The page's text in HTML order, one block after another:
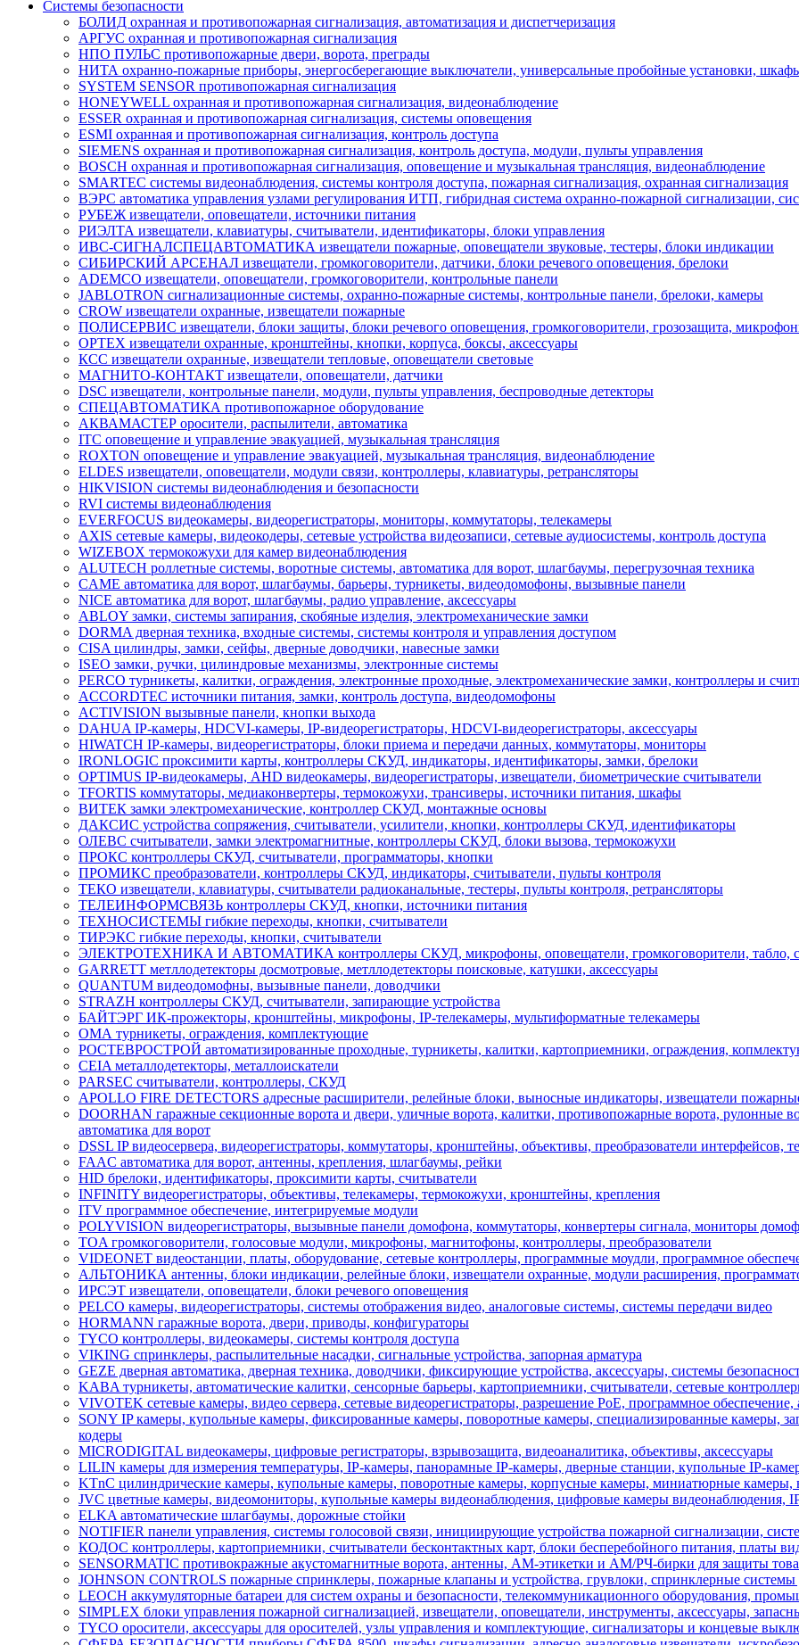
Системы безопасности
БОЛИД охранная и противопожарная сигнализация, автоматизация и диспетчеризация
АРГУС охранная и противопожарная сигнализация
НПО ПУЛЬС противопожарные двери, ворота, преграды
НИТА охранно-пожарные приборы, энергосберегающие выключатели, универсальные пробойные установки,
SYSTEM SENSOR противопожарная сигнализация
HONEYWELL охранная и противопожарная сигнализация, видеонаблюдение
ESSER охранная и противопожарная сигнализация, системы оповещения
ESMI охранная и противопожарная сигнализация, контроль доступа
SIEMENS охранная и противопожарная сигнализация, контроль доступа, модули, пульты управления
BOSCH охранная и противопожарная сигнализация, оповещение и музыкальная трансляция, видеонаблюдение
SMARTEC системы видеонаблюдения, системы контроля доступа, пожарная сигнализация, охранная сигнализация
ВЭРС автоматика управления узлами регулирования ИТП, гибридная система охранно-пожарной сигнализации,
РУБЕЖ извещатели, оповещатели, источники питания
РИЭЛТА извещатели, клавиатуры, считыватели, идентификаторы, блоки управления
ИВС-СИГНАЛСПЕЦАВТОМАТИКА извещатели пожарные, оповещатели звуковые, тестеры, блоки индикации
СИБИРСКИЙ АРСЕНАЛ извещатели, громкоговорители, датчики, блоки речевого оповещения, брелоки
ADEMCO извещатели, оповещатели, громкоговорители, контрольные панели
JABLOTRON сигнализационные системы, охранно-пожарные системы, контрольные панели, брелоки, камеры
CROW извещатели охранные, извещатели пожарные
ПОЛИСЕРВИС извещатели, блоки защиты, блоки речевого оповещения, громкоговорители, грозозащита,
OPTEX извещатели охранные, кронштейны, кнопки, корпуса, боксы, аксессуары
КСС извещатели охранные, извещатели тепловые, оповещатели световые
МАГНИТО-КОНТАКТ извещатели, оповещатели, датчики
DSC извещатели, контрольные панели, модули, пульты управления, беспроводные детекторы
СПЕЦАВТОМАТИКА противопожарное оборудование
АКВАМАСТЕР оросители, распылители, автоматика
ITC оповещение и управление эвакуацией, музыкальная трансляция
ROXTON оповещение и управление эвакуацией, музыкальная трансляция, видеонаблюдение
ELDES извещатели, оповещатели, модули связи, контроллеры, клавиатуры, ретрансляторы
HIKVISION системы видеонаблюдения и безопасности
RVI системы видеонаблюдения
EVERFOCUS видеокамеры, видеорегистраторы, мониторы, коммутаторы, телекамеры
AXIS сетевые камеры, видеокодеры, сетевые устройства видеозаписи, сетевые аудиосистемы, контроль доступа
WIZEBOX термокожухи для камер видеонаблюдения
ALUTECH роллетные системы, воротные системы, автоматика для ворот, шлагбаумы, перегрузочная техника
CAME автоматика для ворот, шлагбаумы, барьеры, турникеты, видеодомофоны, вызывные панели
NICE автоматика для ворот, шлагбаумы, радио управление, аксессуары
ABLOY замки, системы запирания, скобяные изделия, электромеханические замки
DORMA дверная техника, входные системы, системы контроля и управления доступом
CISA цилиндры, замки, сейфы, дверные доводчики, навесные замки
ISEO замки, ручки, цилиндровые механизмы, электронные системы
PERCO турникеты, калитки, ограждения, электронные проходные, электромеханические замки, контроллеры и
ACCORDTEC источники питания, замки, контроль доступа, видеодомофоны
ACTIVISION вызывные панели, кнопки выхода
DAHUA IP-камеры, HDCVI-камеры, IP-видеорегистраторы, HDCVI-видеорегистраторы, аксессуары
HIWATCH IP-камеры, видеорегистраторы, блоки приема и передачи данных, коммутаторы, мониторы
IRONLOGIC проксимити карты, контроллеры СКУД, индикаторы, идентификаторы, замки, брелоки
OPTIMUS IP-видеокамеры, AHD видеокамеры, видеорегистраторы, извещатели, биометрические считыватели
TFORTIS коммутаторы, медиаконвертеры, термокожухи, трансиверы, источники питания, шкафы
ВИТЕК замки электромеханические, контроллер СКУД, монтажные основы
ДАКСИС устройства сопряжения, считыватели, усилители, кнопки, контроллеры СКУД, идентификаторы
ОЛЕВС считыватели, замки электромагнитные, контроллеры СКУД, блоки вызова, термокожухи
ПРОКС контроллеры СКУД, считыватели, программаторы, кнопки
ПРОМИКС преобразователи, контроллеры СКУД, индикаторы, считыватели, пульты контроля
ТЕКО извещатели, клавиатуры, считыватели радиоканальные, тестеры, пульты контроля, ретрансляторы
ТЕЛЕИНФОРМСВЯЗЬ контроллеры СКУД, кнопки, источники питания
ТЕХНОСИСТЕМЫ гибкие переходы, кнопки, считыватели
ТИРЭКС гибкие переходы, кнопки, считыватели
ЭЛЕКТРОТЕХНИКА И АВТОМАТИКА контроллеры СКУД, микрофоны, оповещатели, громкоговорители, табло,
GARRETT метллодетекторы досмотровые, метллодетекторы поисковые, катушки, аксессуары
QUANTUM видеодомофны, вызывные панели, доводчики
STRAZH контроллеры СКУД, считыватели, запирающие устройства
БАЙТЭРГ ИК-прожекторы, кронштейны, микрофоны, IP-телекамеры, мультиформатные телекамеры
ОМА турникеты, ограждения, комплектующие
РОСТЕВРОСТРОЙ автоматизированные проходные, турникеты, калитки, картоприемники, ограждения,
CEIA металлодетекторы, металлоискатели
PARSEC считыватели, контроллеры, СКУД
APOLLO FIRE DETECTORS адресные расширители, релейные блоки, выносные индикаторы, извещатели
DOORHAN гаражные секционные ворота и двери, уличные ворота, калитки, противопожарные ворота, рулонные
автоматика для ворот
DSSL IP видеосервера, видеорегистраторы, коммутаторы, кронштейны, объективы, преобразователи интерфейсов,
FAAC автоматика для ворот, антенны, крепления, шлагбаумы, рейки
HID брелоки, идентификаторы, проксимити карты, считыватели
INFINITY видеорегистраторы, объективы, телекамеры, термокожухи, кронштейны, крепления
ITV программное обеспечение, интегрируемые модули
POLYVISION видеорегистраторы, вызывные панели домофона, коммутаторы, конвертеры сигнала, мониторы
TOA громкоговорители, голосовые модули, микрофоны, магнитофоны, контроллеры, преобразователи
VIDEONET видеостанции, платы, оборудование, сетевые контроллеры, программные моудли, программное
АЛЬТОНИКА антенны, блоки индикации, релейные блоки, извещатели охранные, модули расширения,
ИРСЭТ извещатели, оповещатели, блоки речевого оповещения
PELCO камеры, видеорегистраторы, системы отображения видео, аналоговые системы, системы передачи видео
HORMANN гаражные ворота, двери, приводы, конфигураторы
TYCO контроллеры, видеокамеры, системы контроля доступа
VIKING cпринклеры, распылительные насадки, сигнальные устройства, запорная арматура
GEZE дверная автоматика, дверная техника, доводчики, фиксирующие устройства, аксессуары, системы
KABA турникеты, автоматические калитки, сенсорные барьеры, картоприемники, считыватели, сетевые
VIVOTEK сетевые камеры, видео сервера, сетевые видеорегистраторы, разрешение PoE, программное обеспечение,
SONY IP камеры, купольные камеры, фиксированные камеры, поворотные камеры, специализированные камеры,
кодеры
MICRODIGITAL видеокамеры, цифровые регистраторы, взрывозащита, видеоаналитика, объективы, аксессуары
LILIN камеры для измерения температуры, IP-камеры, панорамные IP-камеры, дверные станции, купольные IP-
KTnC цилиндрические камеры, купольные камеры, поворотные камеры, корпусные камеры, миниатюрные камеры,
JVC цветные камеры, видеомониторы, купольные камеры видеонаблюдения, цифровые камеры видеонаблюдения,
ELKA автоматические шлагбаумы, дорожные стойки
NOTIFIER панели управления, системы голосовой связи, инициирующие устройства пожарной сигнализации,
КОДОС контроллеры, картоприемники, считыватели бесконтактных карт, блоки бесперебойного питания,
SENSORMATIC противокражные акустомагнитные ворота, антенны, АМ-этикетки и АМ/РЧ-бирки для защиты
JOHNSON CONTROLS пожарные спринклеры, пожарные клапаны и устройства, грувлоки, спринклерные
LEOCH аккумуляторные батареи для систем охраны и безопасности, телекоммуникационного оборудования,
SIMPLEX блоки управления пожарной сигнализацией, извещатели, оповещатели, инструменты, аксессуары,
TYCO оросители, аксессуары для оросителей, узлы управления и комплектующие, сигнализаторы и концевые